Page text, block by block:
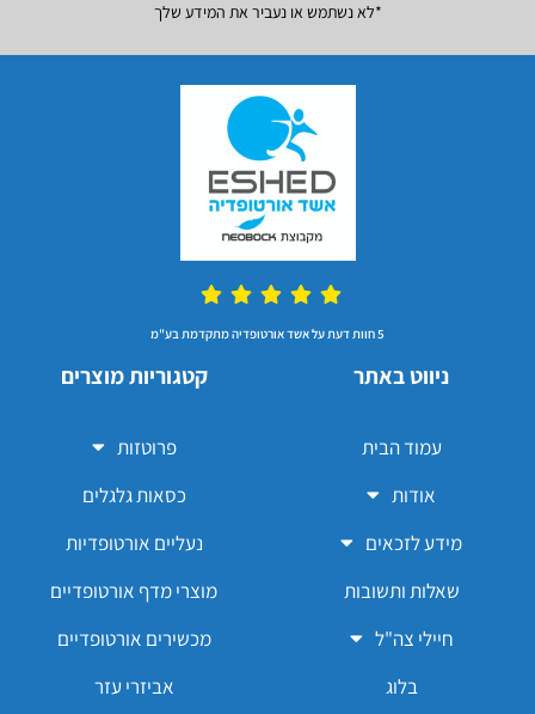
*לא נשתמש או נעביר את המידע שלך
5 חוות דעת על אשד אורטופדיה מתקדמת בע"מ
ניווט באתר
עמוד הבית
אודות
מידע לזכאים
שאלות ותשובות
חיילי צה"ל
בלוג
קטגוריות מוצרים
פרוטזות
כסאות גלגלים
נעליים אורטופדיות
מוצרי מדף אורטופדיים
מכשירים אורטופדיים
אביזרי עזר